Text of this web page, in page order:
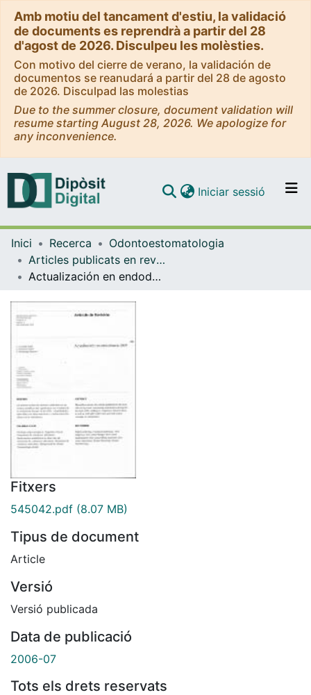
Amb motiu del tancament d'estiu, la validació
de documents es reprendrà a partir del 28
d'agost de 2026. Disculpeu les molèsties.
Con motivo del cierre de verano, la validación de
documentos se reanudará a partir del 28 de agosto
de 2026. Disculpad las molestias
Due to the summer closure, document validation will
resume starting August 28, 2026. We apologize for
any inconvenience.
Navega per tot el DD
Com publicar
Iniciar sessió (current)
Inici Recerca
Odontoestomatologia
Articles publicats en revistes (Odontoestomatologia)
Actualización en endodoncia 2005 [Artículo de Revisión]
Fitxers
545042.pdf (8.07 MB)
Tipus de document
Article
Versió
Versió publicada
Data de publicació
2006-07
Tots els drets reservats